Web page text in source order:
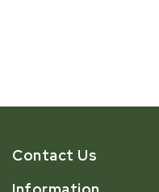
Contact Us